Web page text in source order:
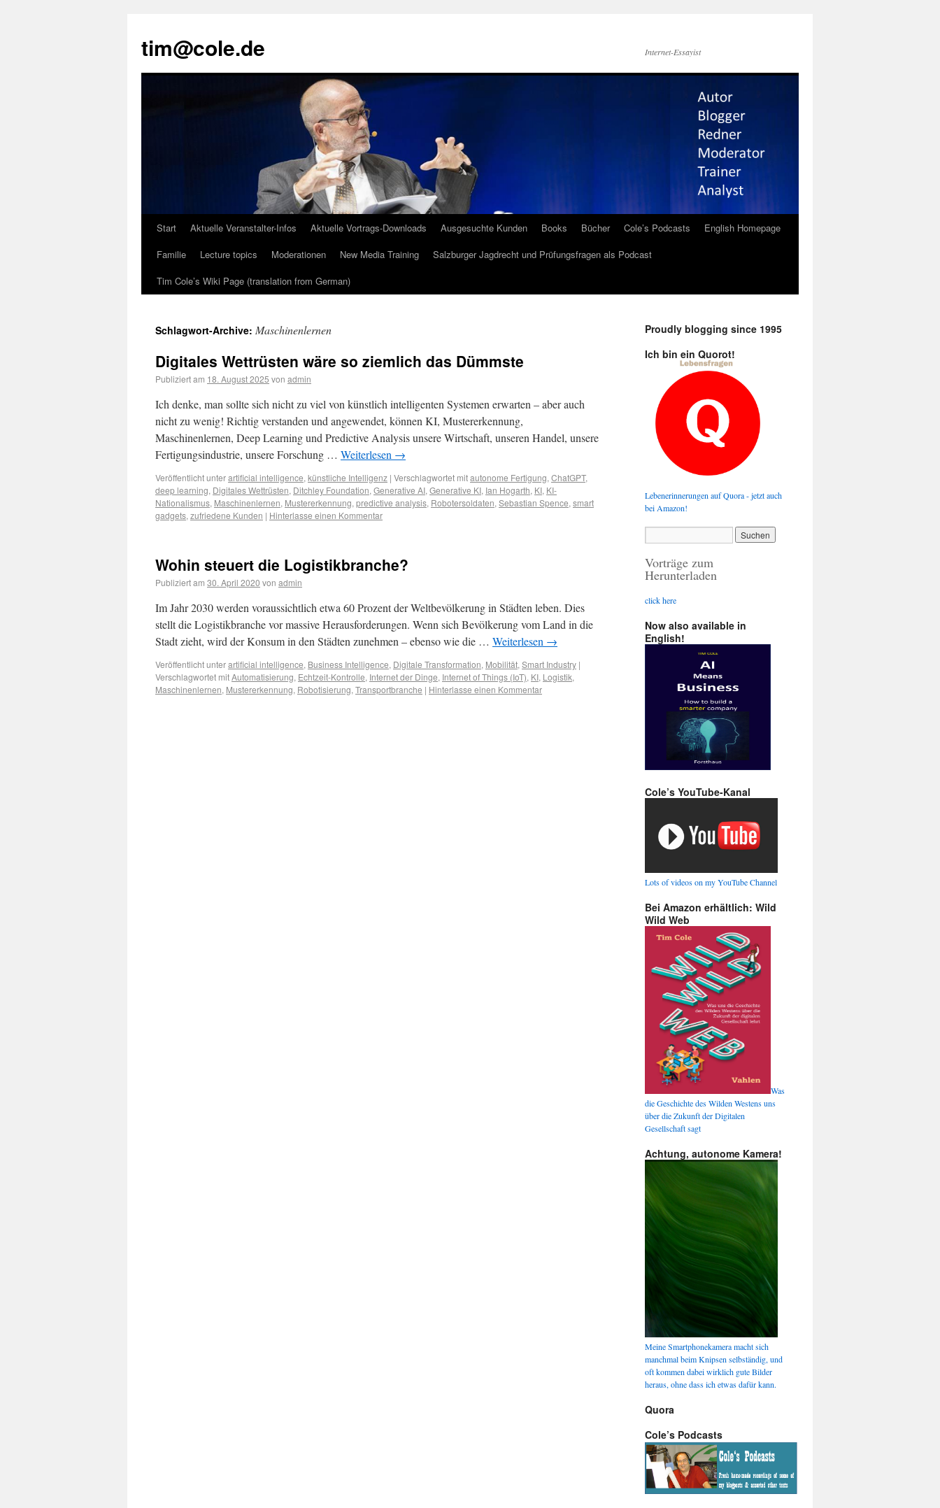
tim@cole.de Internet-Essayist
Start Aktuelle Veranstalter-Infos Aktuelle Vortrags-Downloads Ausgesuchte Kunden Books Bücher Cole’s Podcasts
English Homepage
Familie
Lecture topics Moderationen New Media Training
Salzburger Jagdrecht und Prüfungsfragen als Podcast
Tim Cole’s Wiki Page (translation from German)
Schlagwort-Archive: Maschinenlernen
Digitales Wettrüsten wäre so ziemlich das Dümmste
Publiziert am 18. August 2025 von admin
Ich denke, man sollte sich nicht zu viel von künstlich intelligenten Systemen erwarten – aber auch
nicht zu wenig! Richtig verstanden und angewendet, können KI, Mustererkennung,
Maschinenlernen, Deep Learning und Predictive Analysis unsere Wirtschaft, unseren Handel, unsere
Fertigungsindustrie, unsere Forschung … Weiterlesen →
Veröffentlicht unterartificial intelligence, künstliche Intelligenz | Verschlagwortet mitautonome Fertigung, ChatGPT,
deep learning, Digitales Wettrüsten, Ditchley Foundation, Generative AI, Generative KI, Ian Hogarth, KI, KI-
Nationalismus, Maschinenlernen, Mustererkennung, predictive analysis, Robotersoldaten, Sebastian Spence, smart
gadgets, zufriedene Kunden | Hinterlasse einen Kommentar
Wohin steuert die Logistikbranche?
Publiziert am 30. April 2020 von admin
Im Jahr 2030 werden voraussichtlich etwa 60 Prozent der Weltbevölkerung in Städten leben. Dies
stellt die Logistikbranche vor massive Herausforderungen. Wenn sich Bevölkerung vom Land in die
Stadt zieht, wird der Konsum in den Städten zunehmen – ebenso wie die … Weiterlesen →
Veröffentlicht unterartificial intelligence, Business Intelligence, Digitale Transformation, Mobilität, Smart Industry |
Verschlagwortet mitAutomatisierung, Echtzeit-Kontrolle, Internet der Dinge, Internet of Things (IoT), KI, Logistik,
Maschinenlernen, Mustererkennung, Robotisierung, Transportbranche | Hinterlasse einen Kommentar
Proudly blogging since 1995
Ich bin ein Quorot!
Lebenerinnerungen auf Quora - jetzt auch
bei Amazon!
Vorträge zum
Herunterladen
click here
Now also available in
English!
Cole’s YouTube-Kanal
Lots of videos on my YouTube Channel
Bei Amazon erhältlich: Wild
Wild Web
Was
die Geschichte des Wilden Westens uns
über die Zukunft der Digitalen
Gesellschaft sagt
Achtung, autonome Kamera!
Meine Smartphonekamera macht sich
manchmal beim Knipsen selbständig, und
oft kommen dabei wirklich gute Bilder
heraus, ohne dass ich etwas dafür kann.
Quora
Cole’s Podcasts